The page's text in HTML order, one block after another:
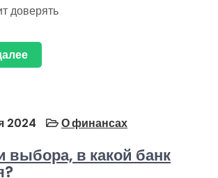
доверять
2024 О финансах
выбора, в какой банк